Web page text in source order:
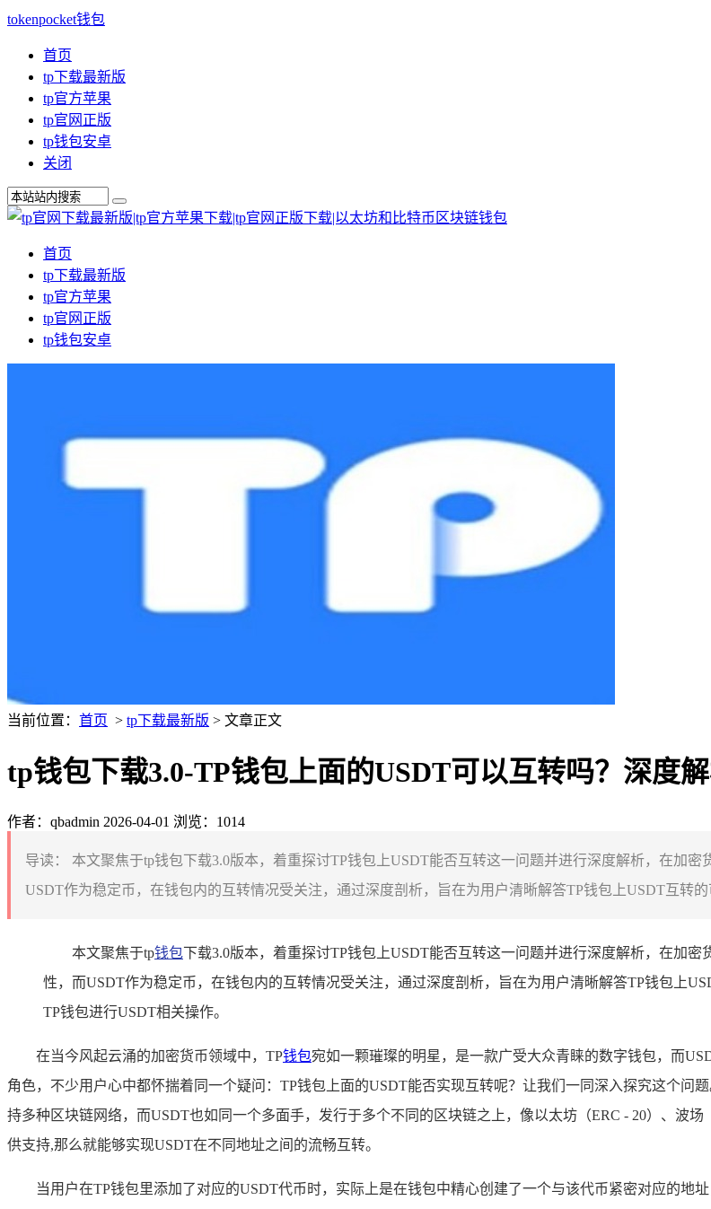
tokenpocket钱包
首页
tp下载最新版
tp官方苹果
tp官网正版
tp钱包安卓
关闭
首页
tp下载最新版
tp官方苹果
tp官网正版
tp钱包安卓
当前位置： 首页 > tp下载最新版 > 文章正文
tp钱包下载3.0-TP钱包上面的USDT可以互转吗？深度
作者：qbadmin 2026-04-01 浏览：1014
导读：
本文聚焦于tp钱包下载3.0版本，着重探讨TP钱包上USDT能否互转这一问题并进行深度解析，在加
USDT作为稳定币，在钱包内的互转情况受关注，通过深度剖析，旨在为用户清晰解答TP钱包上USDT互转
本文聚焦于tp钱包下载3.0版本，着重探讨TP钱包上USDT能否互转这一问题并进行深度解析，在加
性，而USDT作为稳定币，在钱包内的互转情况受关注，通过深度剖析，旨在为用户清晰解答TP钱包上
TP钱包进行USDT相关操作。
在当今风起云涌的加密货币领域中，TP钱包宛如一颗璀璨的明星，是一款广受大众青睐的数字钱包，而
角色，不少用户心中都怀揣着同一个疑问：TP钱包上面的USDT能否实现互转呢？让我们一同深入探究这个问
持多种区块链网络，而USDT也如同一个多面手，发行于多个不同的区块链之上，像以太坊（ERC - 20）、波
供支持,那么就能够实现USDT在不同地址之间的流畅互转。
当用户在TP钱包里添加了对应的USDT代币时，实际上是在钱包中精心创建了一个与该代币紧密对应的